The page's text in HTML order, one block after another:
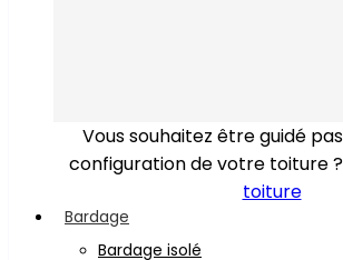
Vous souhaitez être guidé
configuration de votre toiture ?
toiture
Bardage
Bardage isolé